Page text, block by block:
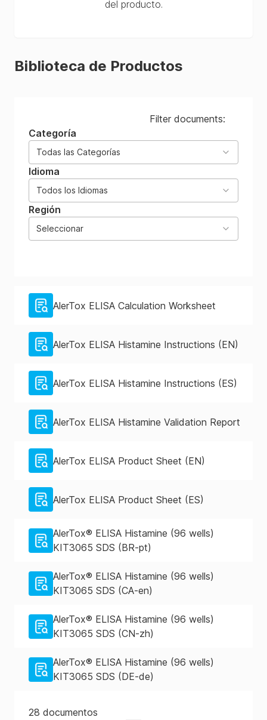
del producto.
Biblioteca de Productos
Filter documents:
Categoría
Todas las Categorías
Idioma
Todos los Idiomas
Región
Seleccionar
AlerTox ELISA Calculation Worksheet
AlerTox ELISA Histamine Instructions (EN)
AlerTox ELISA Histamine Instructions (ES)
AlerTox ELISA Histamine Validation Report
AlerTox ELISA Product Sheet (EN)
AlerTox ELISA Product Sheet (ES)
AlerTox® ELISA Histamine (96 wells)
KIT3065 SDS (BR-pt)
AlerTox® ELISA Histamine (96 wells)
KIT3065 SDS (CA-en)
AlerTox® ELISA Histamine (96 wells)
KIT3065 SDS (CN-zh)
AlerTox® ELISA Histamine (96 wells)
KIT3065 SDS (DE-de)
28 documentos